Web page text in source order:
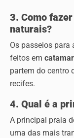
3. Como
naturais?
Os passeios
feitos em
partem do centro
recifes.
4. Qual é a
A principal praia
uma das mais